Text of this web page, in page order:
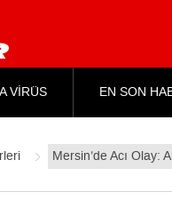
VİRÜS EN SON
Mersin’de Acı Olay: